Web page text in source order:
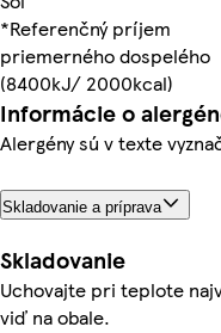
*Referenčný príjem
priemerného dospelého
(8400kJ/ 2000kcal)
Informácie o
Alergény sú v texte
Skladovanie a príprava
Skladovanie
Uchovajte pri teplote
viď na obale.